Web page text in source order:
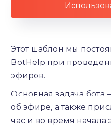
Этот шаблон мы
BotHelp при
эфиров.
Основная задача
об эфире, а также
час и во время начала